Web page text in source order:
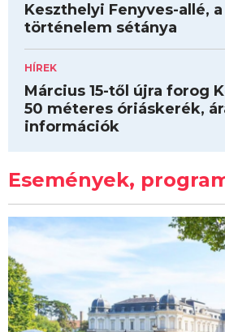
Keszthelyi Fenyves-allé,
történelem sétánya
HÍREK
Március 15-től újra forog
50 méteres óriáskerék,
információk
Események,